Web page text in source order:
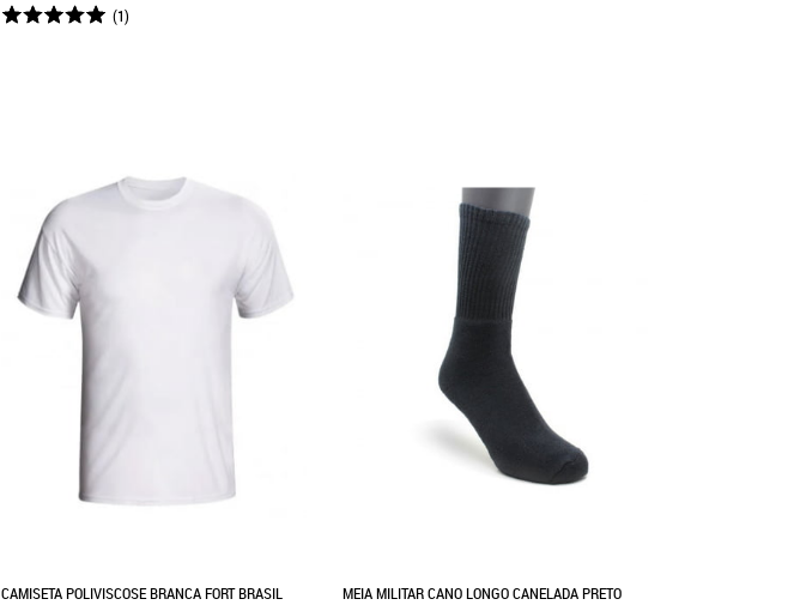
(1)
CAMISETA POLIVISCOSE BRANCA FORT BRASIL MEIA MILITAR CANO LONGO CANELADA PRETO